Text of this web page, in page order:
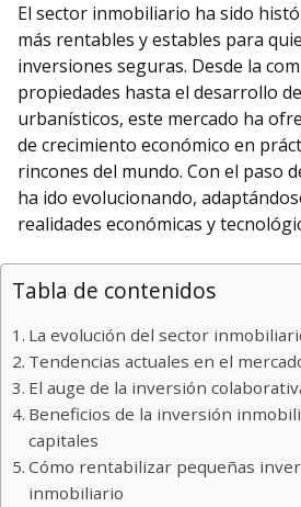
El sector inmobiliario ha sido
más rentables y estables para
inversiones seguras. Desde la
propiedades hasta el desarrollo
urbanísticos, este mercado ha
de crecimiento económico en
rincones del mundo. Con el paso
ha ido evolucionando,
realidades económicas y
Tabla de contenidos
La evolución del sector
Tendencias actuales en el
El auge de la inversión
Beneficios de la inversión
capitales
Cómo rentabilizar pequeñas
inmobiliario